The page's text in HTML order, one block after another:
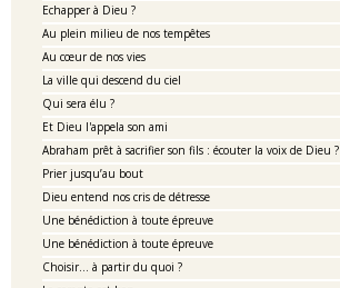
Echapper à Dieu ?
Au plein milieu de nos tempêtes
Au cœur de nos vies
La ville qui descend du ciel
Qui sera élu ?
Et Dieu l'appela son ami
Abraham prêt à sacrifier son fils : écouter la voix de Dieu ?
Prier jusqu’au bout
Dieu entend nos cris de détresse
Une bénédiction à toute épreuve
Une bénédiction à toute épreuve
Choisir... à partir du quoi ?